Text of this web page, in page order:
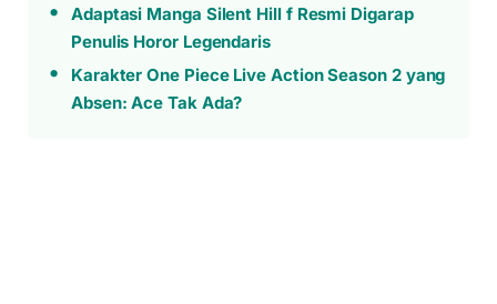
Adaptasi Manga Silent Hill f Resmi Digarap
Penulis Horor Legendaris
Karakter One Piece Live Action Season 2 yang
Absen: Ace Tak Ada?